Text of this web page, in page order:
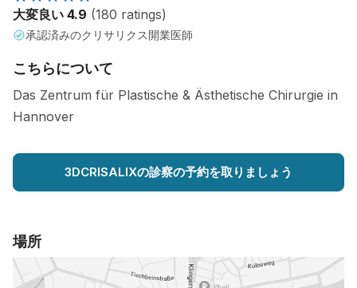
大変良い 4.9 (180 ratings)
承認済みのクリサリクス開業医師
こちらについて
Das Zentrum für Plastische & Ästhetische Chirurgie in
Hannover
3DCRISALIXの診察の予約を取りましょう
場所